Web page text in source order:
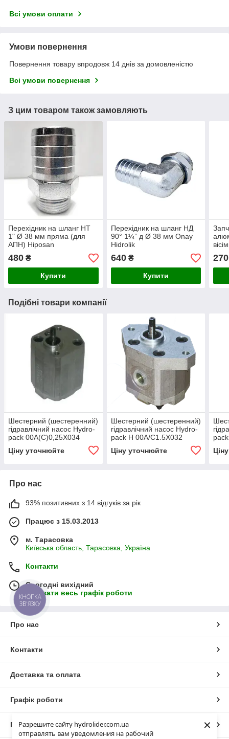
Разрешите сайту hydrolider.com.ua
отправлять вам уведомления на рабочий
×
Всі умови оплати
Умови повернення
Повернення товару впродовж 14 днів за домовленістю
Всі умови повернення
З цим товаром також замовляють
Перехідник на шланг НТ
1" Ø 38 мм пряма (для
АПН) Hiposan
480 ₴
Купити
Перехідник на шланг НД
90° 1¼” д Ø 38 мм Onay
Hidrolik
640₴
Купити
270
Подібні товари компанії
Шестерний (шестеренний)
гідравлічний насос Hydro-
pack 00A(C)0,25X034
Ціну уточнюйте
Шестерний (шестеренний)
гідравлічний насос Hydro-
pack H 00A/C1.5X032
Ціну уточнюйте
Про нас
93% позитивних з 14 відгуків за рік
Працює з 15.03.2013
м. Тарасовка
Київська область, Тарасовка, Україна
Контакти
Сьогодні вихідний
Показати весь графік роботи
Про нас
Контакти
Доставка та оплата
Графік роботи
Повна версія сайту
КНОПКА
ЗВ'ЯЗКУ